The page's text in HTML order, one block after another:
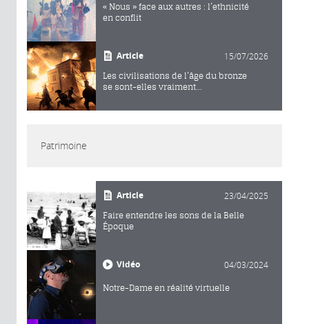
« Nous » face aux autres : l’ethnicité
en conflit
Article 15/07/2026
Les civilisations de l’âge du bronze
se sont-elles vraiment...
Patrimoine
Article 23/04/2025
Faire entendre les sons de la Belle
Époque
Vidéo 04/03/2024
Notre-Dame en réalité virtuelle